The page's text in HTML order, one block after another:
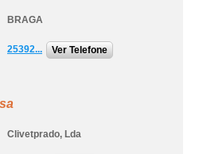
BRAGA
25392... Ver Telefone
Clivetprado, Lda